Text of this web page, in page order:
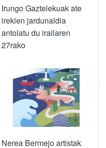
Irungo Gaztelekuak ate
irekien jardunaldia
antolatu du irailaren
27rako
Nerea Bermejo artistak